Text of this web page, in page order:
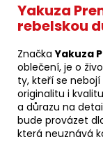
Yakuza
rebelskou
ZnačkaYakuza
oblečení, je o
ty, kteří se
originalitu i
a důrazu na
bude provázet
která neuznává